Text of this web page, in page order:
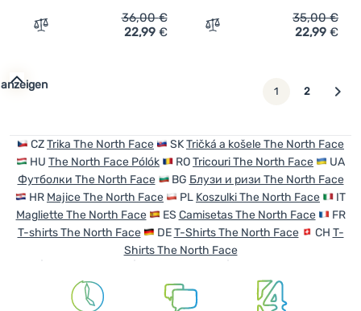
Zum Vergleich 'Herren-T-Shirt The North Face M S/S
36,00€
22,99 € Zum Vergleich 'Herren-T-
35,00€
22,99 €
1 2 weiter
CZTrika The North Face SKTričká a košele The North Face
HU The North Face Pólók ROTricouri The North Face
UA
Футболки The North Face
BG Блузи и ризи The North Face
HR Majice The North Face PL Koszulki The North Face
IT
Magliette The North Face
ES Camisetas The North Face
FR
T-shirts The North Face
DET-Shirts The North Face CH T-
Shirts The North Face